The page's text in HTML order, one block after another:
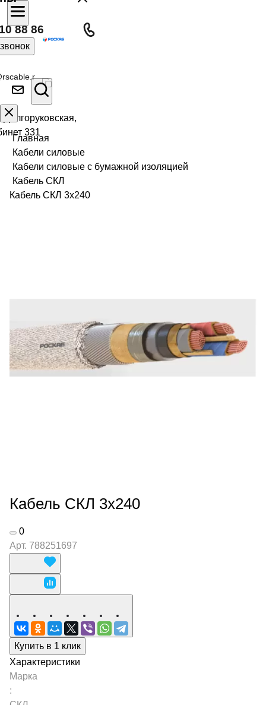
88 86
331
Главная
Кабели силовые
Кабели силовые с бумажной изоляцией
Кабель СКЛ
Кабель СКЛ 3х240
Кабель СКЛ 3х240
0
Арт. 788251697
Купить в 1 клик
Характеристики
Марка
: